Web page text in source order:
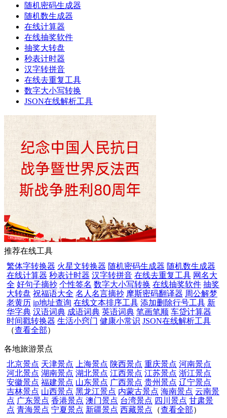
随机密码生成器
随机数生成器
在线计算器
在线抽奖软件
抽奖大转盘
秒表计时器
汉字转拼音
在线去重复工具
数字大小写转换
JSON在线解析工具
推荐在线工具
繁体字转换器 火星文转换器 随机密码生成器 随机数生成器
在线计算器 秒表计时器 汉字转拼音 在线去重复工具 网名大
全 好句子摘抄 个性签名 数字大小写转换 在线抽奖软件 抽奖
大转盘 祝福语大全 名人名言摘抄 摩斯密码翻译器 周公解梦
老黄历 ip地址查询 在线文本排序工具 添加删除行号工具 新
华字典 汉语词典 成语词典 英语词典 笔画笔顺 车贷计算器
时间戳转换器 生活小窍门 健康小常识 JSON在线解析工具
（查看全部）
各地旅游景点
北京景点 天津景点 上海景点 陕西景点 重庆景点 河南景点
河北景点 湖南景点 湖北景点 江西景点 江苏景点 浙江景点
安徽景点 福建景点 山东景点 广西景点 贵州景点 辽宁景点
吉林景点 山西景点 黑龙江景点 内蒙古景点 海南景点 云南景
点 广东景点 香港景点 澳门景点 台湾景点 四川景点 甘肃景
点 青海景点 宁夏景点 新疆景点 西藏景点 （查看全部）